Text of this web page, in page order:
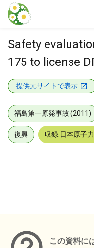
本文に飛ぶ
Safety
175 to license
提供元サイトで表示
福島第一原発事故 (2011)
復興 収録:日本原子
この資料に